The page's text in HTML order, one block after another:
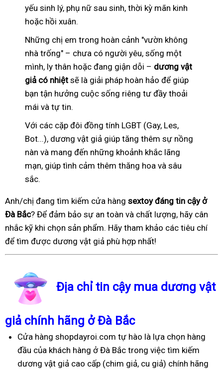
yếu sinh lý, phụ nữ sau sinh, thời kỳ mãn kinh
hoặc hồi xuân.
Những chị em trong hoàn cảnh "vườn không
nhà trống" – chưa có người yêu, sống một
mình, ly thân hoặc đang giận dỗi – dương vật
giả có nhiệt sẽ là giải pháp hoàn hảo để giúp
bạn tận hưởng cuộc sống riêng tư đầy thoải
mái và tự tin.
Với các cặp đôi đồng tính LGBT (Gay, Les,
Bot...), dương vật giả giúp tăng thêm sự nồng
nàn và mang đến những khoảnh khắc lãng
mạn, giúp tình cảm thêm thăng hoa và sâu
sắc.
Anh/chị đang tìm kiếm cửa hàng sextoy đáng tin cậy ở
Đà Bắc? Để đảm bảo sự an toàn và chất lượng, hãy cân
nhắc kỹ khi chọn sản phẩm. Hãy tham khảo các tiêu chí
để tìm được dương vật giả phù hợp nhất!
Địa chỉ tin cậy mua dương vật
giả chính hãng ở Đà Bắc
Cửa hàng shopdayroi.com tự hào là lựa chọn hàng
đầu của khách hàng ở Đà Bắc trong việc tìm kiếm
dương vật giả cao cấp (chim giả, cu giả) chính hãng